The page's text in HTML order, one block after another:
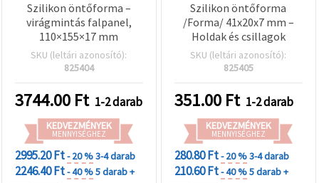
Szilikon öntőforma –
virágmintás falpanel,
110×155×17 mm
SKU (leltári azonosító):
825404
3744.00 Ft 1-2 darab
KEDVEZMÉNYEK
MENNYISÉGHEZ
2995.20 Ft- 20 %3-4 darab
2246.40 Ft- 40 %5 darab +
Szilikon öntőforma
/Forma/ 41x20x7 mm –
Holdak és csillagok
SKU (leltári azonosító):
825405
351.00 Ft 1-2 darab
KEDVEZMÉNYEK
MENNYISÉGHEZ
280.80 Ft- 20 %3-4 darab
210.60 Ft- 40 %5 darab +